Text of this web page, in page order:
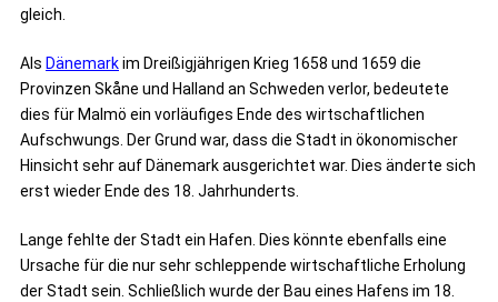
gleich.
Als Dänemarkim Dreißigjährigen Krieg 1658 und 1659 die
Provinzen Skåne und Halland an Schweden verlor, bedeutete
dies für Malmö ein vorläufiges Ende des wirtschaftlichen
Aufschwungs. Der Grund war, dass die Stadt in ökonomischer
Hinsicht sehr auf Dänemark ausgerichtet war. Dies änderte sich
erst wieder Ende des 18. Jahrhunderts.
Lange fehlte der Stadt ein Hafen. Dies könnte ebenfalls eine
Ursache für die nur sehr schleppende wirtschaftliche Erholung
der Stadt sein. Schließlich wurde der Bau eines Hafens im 18.